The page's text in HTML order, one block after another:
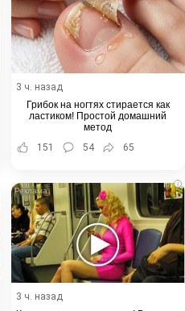
3 ч. назад
Грибок на ногтях стирается как
ластиком! Простой домашний
метод
151
54 65
i
3 ч. назад